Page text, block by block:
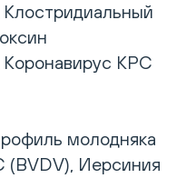
КРС
молодняка
Иерсиния